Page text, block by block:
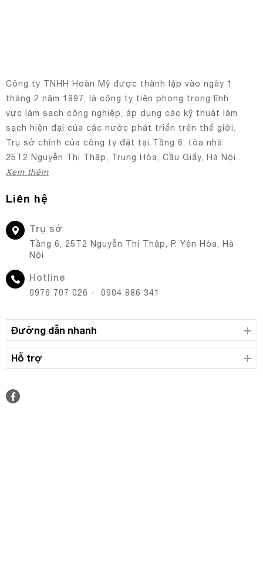
Công ty TNHH Hoàn Mỹ được thành lập vào ngày 1
tháng 2 năm 1997, là công ty tiên phong trong lĩnh
vực làm sạch công nghiệp, áp dụng các kỹ thuật làm
sạch hiện đại của các nước phát triển trên thế giới.
Trụ sở chính của công ty đặt tại Tầng 6, tòa nhà
25T2 Nguyễn Thị Thập, Trung Hòa, Cầu Giấy, Hà Nội..
Xem thêm
Liên hệ
Trụ sở
Tầng 6, 25T2 Nguyễn Thị Thập, P. Yên Hòa, Hà
Nội
Hotline
0976 707 026 - 0904 886 341
Đường dẫn nhanh
Hỗ trợ